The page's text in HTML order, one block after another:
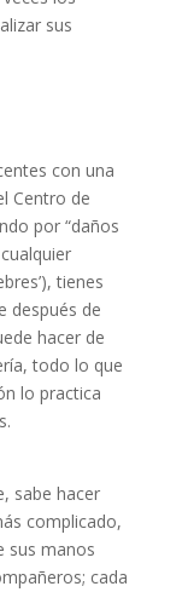
sus
con una
Centro de
por “daños
tienes
después de
hacer de
todo lo que
lo practica
sabe hacer
complicado,
sus manos
cada